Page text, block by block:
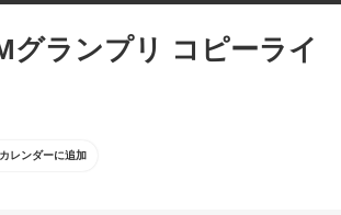
グランプリ コピーライ
レンダーに追加